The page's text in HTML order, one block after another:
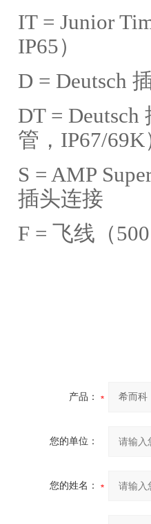
IT = Junior
IP65）
D = Deutsch
DT = Deutsch
管， IP67/69K
S = AMP
插头连接
F =
飞线（
产品：
您的单位：
您的姓名：